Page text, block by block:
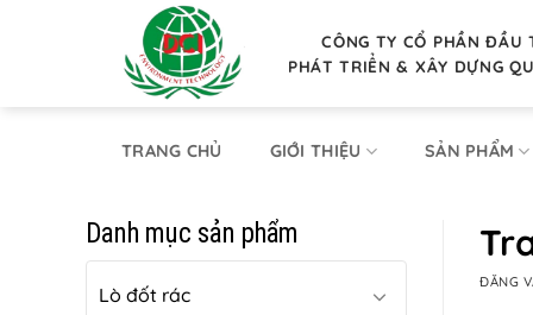
CÔNG TY CỔ PHẦN ĐẦU
PHÁT TRIỂN & XÂY DỰNG
TRANG CHỦ GIỚI THIỆU SẢN PHẨM
Danh mục sản phẩm
Lò đốt rác
ĐĂNG